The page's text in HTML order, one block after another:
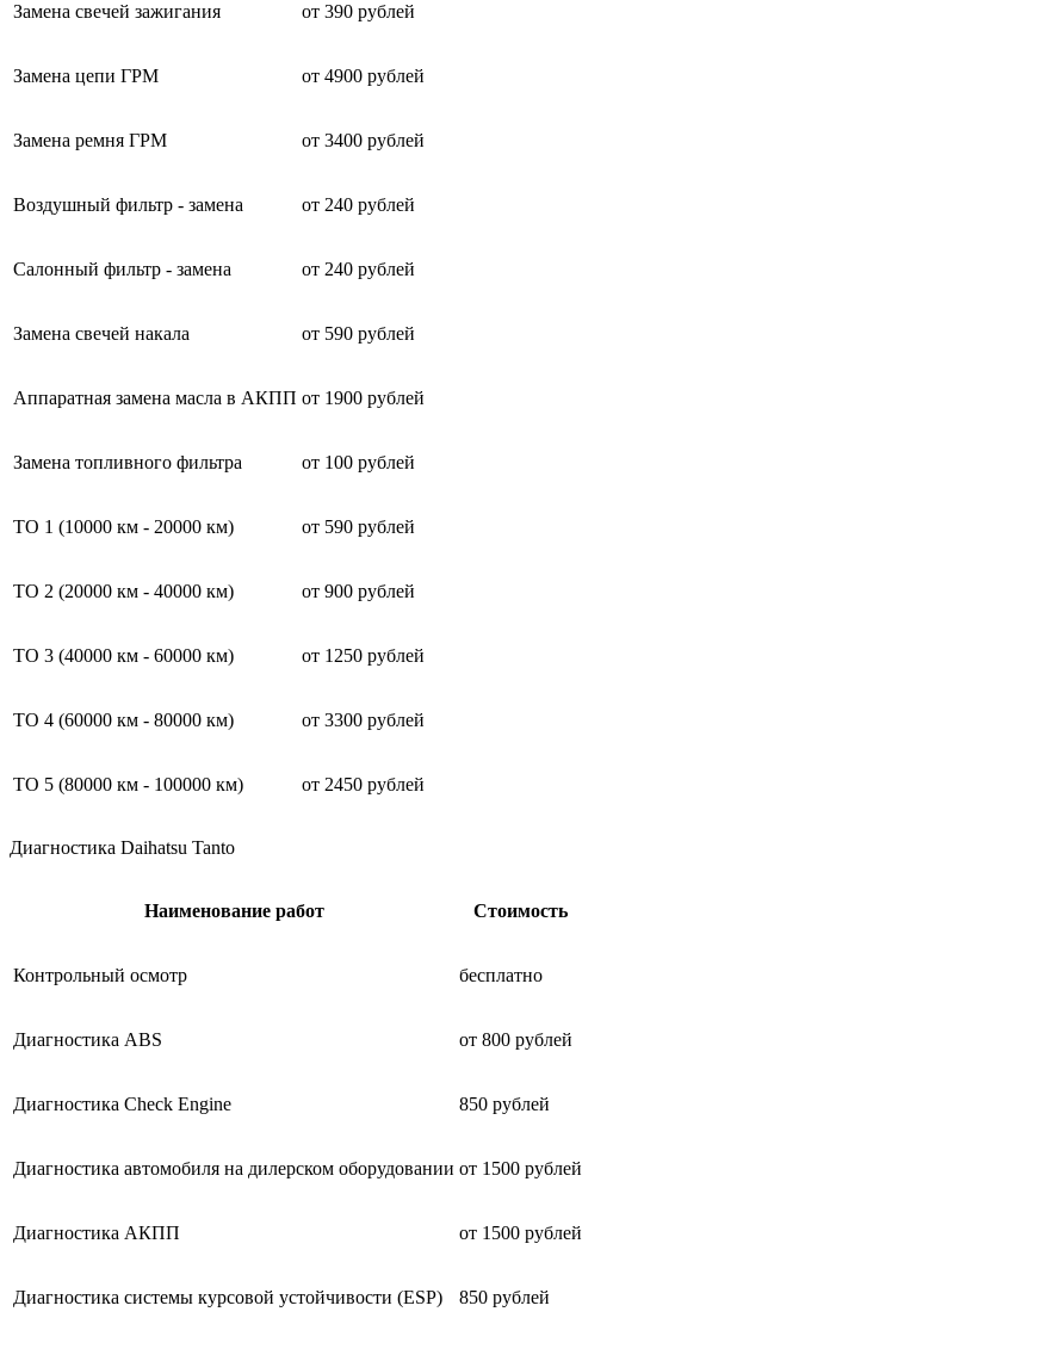
Замена свечей зажигания от 390 рублей
Замена цепи ГРМ от 4900 рублей
Замена ремня ГРМ от 3400 рублей
Воздушный фильтр - замена от 240 рублей
Салонный фильтр - замена от 240 рублей
Замена свечей накала от 590 рублей
Аппаратная замена масла в АКПП от 1900 рублей
Замена топливного фильтра от 100 рублей
ТО 1 (10000 км - 20000 км) от 590 рублей
ТО 2 (20000 км - 40000 км) от 900 рублей
ТО 3 (40000 км - 60000 км) от 1250 рублей
ТО 4 (60000 км - 80000 км) от 3300 рублей
ТО 5 (80000 км - 100000 км) от 2450 рублей
Диагностика Daihatsu Tanto
Наименование работ Стоимость
Контрольный осмотр бесплатно
Диагностика ABS от 800 рублей
Диагностика Check Engine 850 рублей
Диагностика автомобиля на дилерском оборудовании от 1500 рублей
Диагностика АКПП от 1500 рублей
Диагностика системы курсовой устойчивости (ESP) 850 рублей